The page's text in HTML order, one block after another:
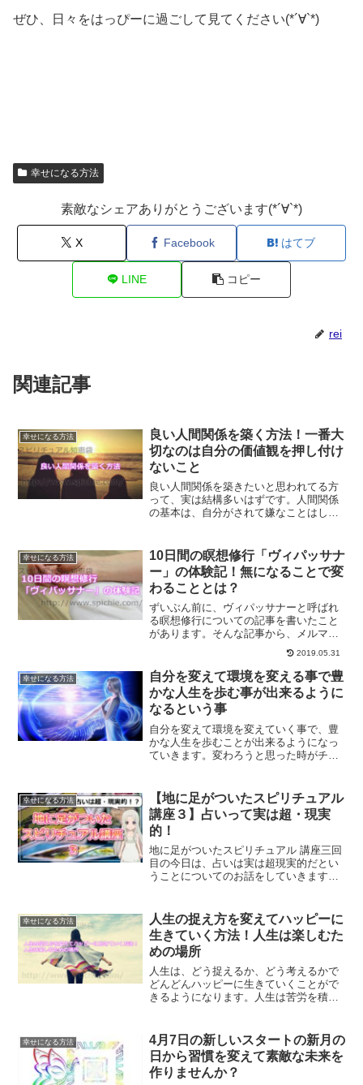
ぜひ、日々をはっぴーに過ごして見てください(*´∀`*)
幸せになる方法
素敵なシェアありがとうございます(*´∀`*)
X Facebook はてブ
LINE コピー
rei
関連記事
幸せになる方法
良い人間関係を築く方法！一番大
切なのは自分の価値観を押し付け
ないこと
良い人間関係を築きたいと思われてる方
って、実は結構多いはずです。人間関係
の基本は、自分がされて嫌なことはしな
だけで人間関係が劇的に良くなる方法を
ご紹介します。
幸せになる方法
10日間の瞑想修行「ヴィパッサナ
ー」の体験記！無になることで変
わることとは？
ずいぶん前に、ヴィパッサナーと呼ばれ
る瞑想修行についての記事を書いたこと
があります。そんな記事から、メルマガ
の読者の方がヴィパッサナーの修行に行
かれ、そして体験記をメールで送ってく
ださいました。 10日間の瞑想修行とは、
一体どんなもので彼女...
2019.05.31
幸せになる方法
自分を変えて環境を変える事で豊
かな人生を歩む事が出来るように
なるという事
自分を変えて環境を変えていく事で、豊
かな人生を歩むことが出来るようになっ
ていきます。変わろうと思った時がチャ
ようと思った時のお話です。
幸せになる方法
【地に足がついたスピリチュアル
講座３】占いって実は超・現実
的！
地に足がついたスピリチュアル 講座三回
目の今日は、占いは実は超現実的だとい
うことについてのお話をしていきます。
幸せになる方法
人生の捉え方を変えてハッピーに
生きていく方法！人生は楽しむた
めの場所
人生は、どう捉えるか、どう考えるかで
どんどんハッピーに生きていくことがで
きるようになります。人生は苦労を積む
く方法をご紹介します。
幸せになる方法
4月7日の新しいスタートの新月の
日から習慣を変えて素敵な未来を
作りませんか？